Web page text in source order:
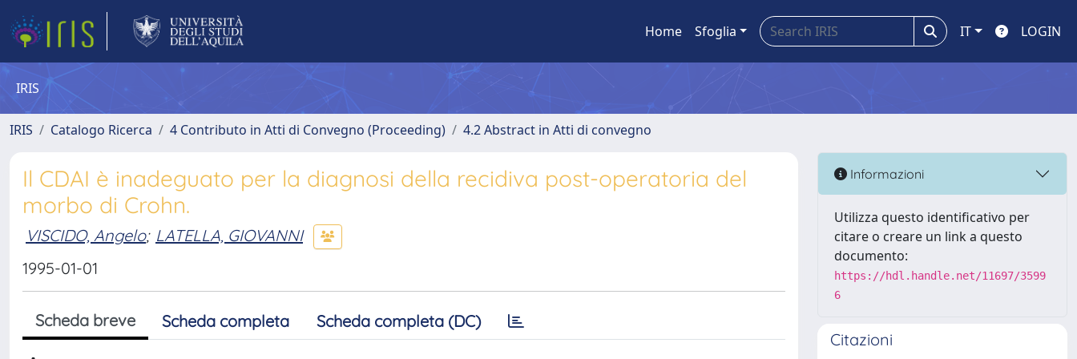
Home Sfoglia IT LOGIN
IRIS
IRIS Catalogo Ricerca 4 Contributo in Atti di Convegno (Proceeding) 4.2 Abstract in Atti di convegno
Il CDAI è inadeguato per la diagnosi della recidiva post-operatoria del
morbo di Crohn.
VISCIDO, Angelo; LATELLA, GIOVANNI
1995-01-01
Scheda breve Scheda completa Scheda completa (DC)
Informazioni
Utilizza questo identificativo per
citare o creare un link a questo
documento:
https://hdl.handle.net/11697/3599
6
Citazioni